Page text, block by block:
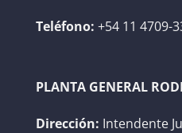
Teléfono: +54 11 4709-
PLANTA GENERAL
Dirección: Intendente